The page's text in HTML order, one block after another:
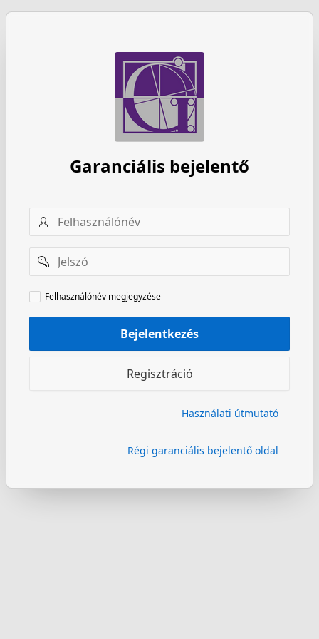
Garanciális bejelentő
Felhasználónév
Jelszó
Felhasználónév
megjegyzése
Felhasználónév megjegyzése
Bejelentkezés
Regisztráció
Használati útmutató
Régi garanciális bejelentő oldal